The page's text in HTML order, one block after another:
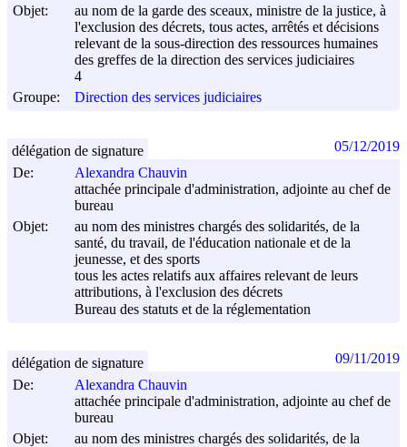
Objet:
au nom de la garde des sceaux, ministre de la justice, à
l'exclusion des décrets, tous actes, arrêtés et décisions
relevant de la sous-direction des ressources humaines
des greffes de la direction des services judiciaires
4
Groupe:
Direction des services judiciaires
De:
Alexandra Chauvin
attachée principale d'administration, adjointe au chef de
bureau
Objet:
au nom des ministres chargés des solidarités, de la
santé, du travail, de l'éducation nationale et de la
jeunesse, et des sports
tous les actes relatifs aux affaires relevant de leurs
attributions, à l'exclusion des décrets
Bureau des statuts et de la réglementation
délégation de signature 05/12/2019
De:
Alexandra Chauvin
attachée principale d'administration, adjointe au chef de
bureau
Objet:
au nom des ministres chargés des solidarités, de la
délégation de signature 09/11/2019